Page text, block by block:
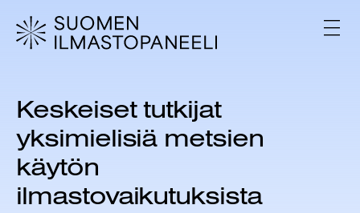
V
A
Keskeiset tutkijat
yksimielisiä metsien
käytön
ilmastovaikutuksista